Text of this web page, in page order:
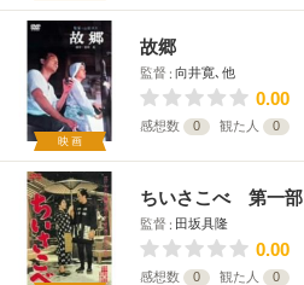
映画
故郷
監督 向井寛､他
0.00
感想数 0 観た人 0
ちいさこべ 第一部
監督 田坂具隆
0.00
感想数 0 観た人 0